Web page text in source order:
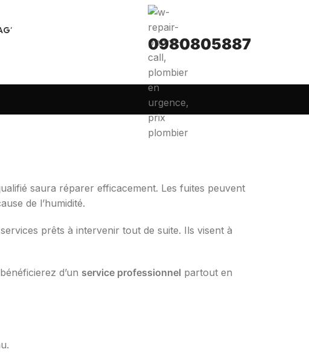
0980805887
saura réparer efficacement. Les fuites peuvent
de l’humidité.
prêts à intervenir tout de suite. Ils visent à
d’un service professionnel partout en